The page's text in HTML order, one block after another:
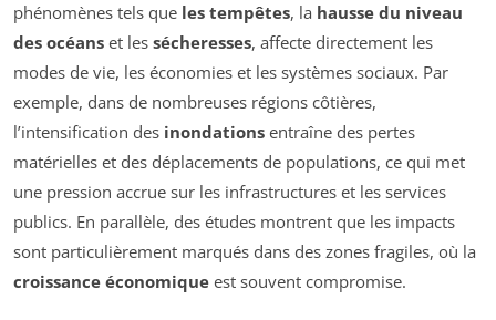
phénomènes tels que les tempêtes, la hausse du niveau
des océans et les sécheresses, affecte directement les
modes de vie, les économies et les systèmes sociaux. Par
exemple, dans de nombreuses régions côtières,
l’intensification des inondations entraîne des pertes
matérielles et des déplacements de populations, ce qui met
une pression accrue sur les infrastructures et les services
publics. En parallèle, des études montrent que les impacts
sont particulièrement marqués dans des zones fragiles, où la
croissance économique est souvent compromise.